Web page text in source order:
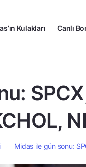
Kulakları Canlı
Midas ile gün sonu: